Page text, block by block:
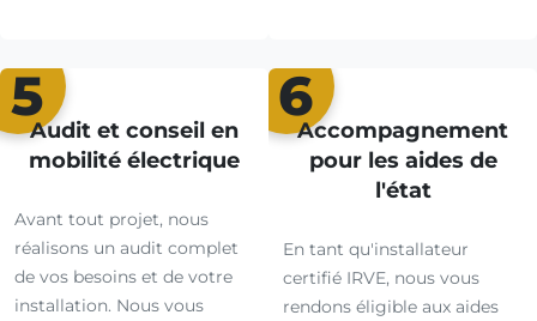
5
Audit et conseil en
mobilité électrique
Avant tout projet, nous
réalisons un audit complet
de vos besoins et de votre
installation. Nous vous
6
Accompagnement
pour les aides de
l'état
En tant qu'installateur
certifié IRVE, nous vous
rendons éligible aux aides